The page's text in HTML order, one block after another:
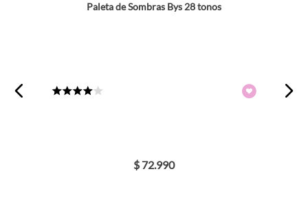
Paleta de Sombras Bys 28 tonos
$ 72.990